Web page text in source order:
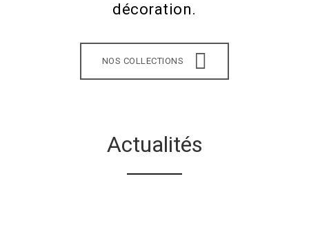
décoration.
NOS COLLECTIONS
Actualités